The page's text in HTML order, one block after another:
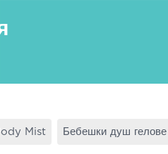
Mist Бебешки душ гелове